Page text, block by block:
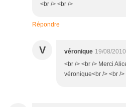
<br /> <br />
Répondre
V véronique 19/08/
<br /> <br /> Merci
véronique<br /> <br />